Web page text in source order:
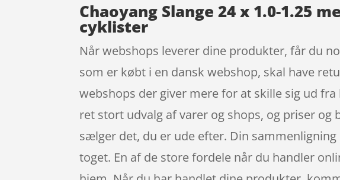
Chaoyang Slange 24 x 1.0-1.25
cyklister
Når webshops leverer dine produkter, får du
som er købt i en dansk webshop, skal have
webshops der giver mere for at skille sig ud
ret stort udvalg af varer og shops, og priser
sælger det, du er ude efter. Din
toget. En af de store fordele når du handler